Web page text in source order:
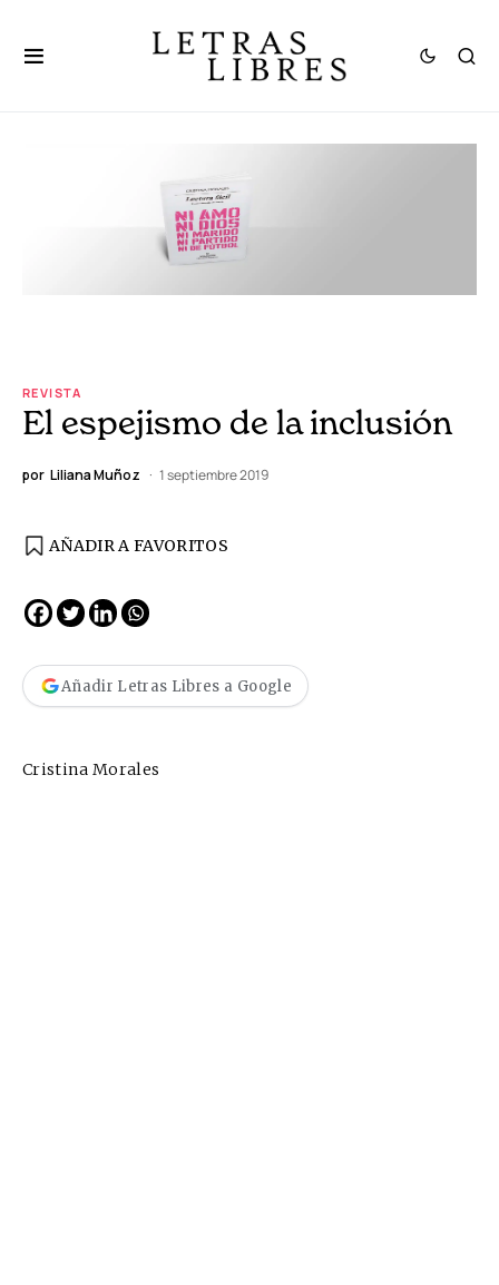
REVISTA
El espejismo de la inclusión
por Liliana Muñoz 1 septiembre 2019
AÑADIR A FAVORITOS
Añadir Letras Libres a Google
Cristina Morales